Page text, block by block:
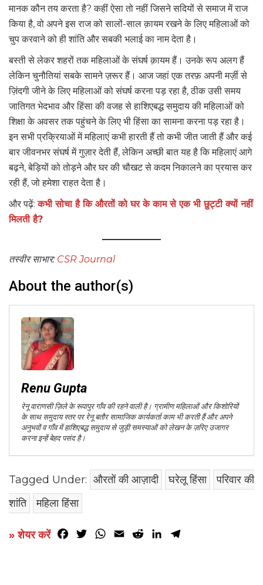
मानक कौन तय करता है? कहीं ऐसा तो नहीं जिसने सदियों से समाज में राज
किया है, वो अपने इस राज को सालों-साल क़ायम रखने के लिए महिलाओं को
चुप करवाने को ही शांति और सबकी भलाई का नाम देता है।
बस्ती से लेकर शहरों तक महिलाओं के संघर्ष क़ायम हैं। उनके रूप अलग हैं
लेकिन चुनौतियां सबके सामने ज़रूर हैं। आज जहां एक तरफ़ अपनी मर्ज़ी से
ज़िंदगी जीने के लिए महिलाओं को संघर्ष करना पड़ रहा है, ठीक उसी समय
जातिगत भेदभाव और हिंसा की वजह से हाशिएबद्ध समुदाय की महिलाओं को
शिक्षा के अवसर तक पहुंचने के लिए भी हिंसा का सामना करना पड़ रहा है।
इन सभी प्रक्रियाओं में महिलाएं कभी हारती हैं तो कभी जीत जाती हैं और कई
बार जीवनभर संघर्ष में गुज़ार देती हैं, लेकिन अच्छी बात यह है कि महिलाएं आगे
बढ़ने, बेड़ियों को तोड़ने और घर की चौखट से कदम निकालने का प्रयास कर
रही हैं, जो हमेशा राहत देता है।
और पढ़ें:कभी सोचा है कि औरतों को घर के काम से एक भी छुट्टी क्यों नहीं
मिलती है?
तस्वीर साभार: CSR Journal
About the author(s)
Renu Gupta
रेनू वाराणसी ज़िले के रूपापुर गाँव की रहने वाली है। ग्रामीण महिलाओं और किशोरियों
के साथ समुदाय स्तर पर रेनू बतौर सामाजिक कार्यकर्ता काम भी करती हैं और अपने
अनुभवों व गाँव में हाशिएबद्ध समुदाय से जुड़ी समस्याओं को लेखन के ज़रिए उजागर
करना इन्हें बेहद पसंद है।
Tagged Under: औरतों की आज़ादी घरेलू हिंसा
परिवार की
शांति
महिला हिंसा
» शेयर करें Facebook
TwitterWhatsApp
Email RedditLinkedIn